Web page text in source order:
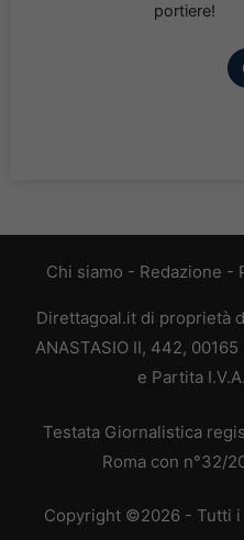
portiere!
Chi siamo - Redazione -
Direttagoal.it di proprietà
ANASTASIO II, 442,
e Partita
Testata Giornalistica
Roma con n°32/
Copyright ©2026 - Tutti